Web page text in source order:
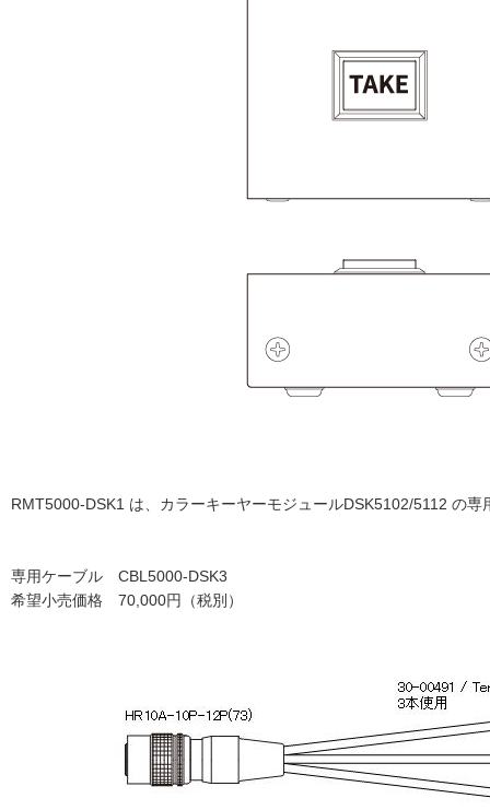
RMT5000-DSK1 は、カラーキーヤーモジュールDSK5102/5112 の専
専用ケーブル CBL5000-DSK3
希望小売価格 70,000円（税別）